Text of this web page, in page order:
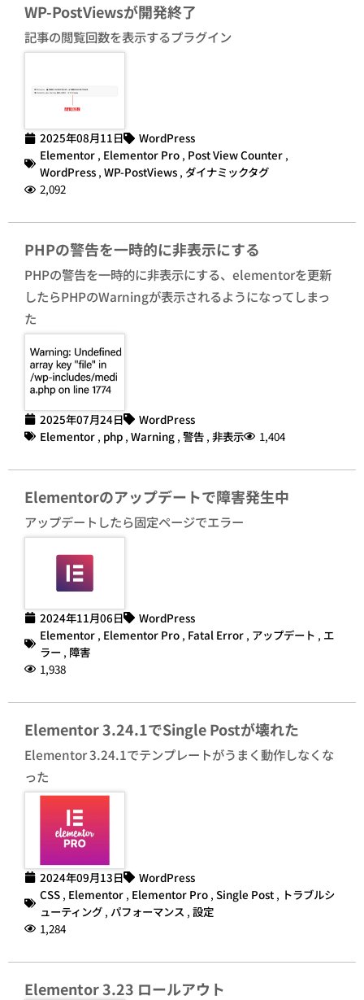
WP-PostViewsが開発終了
記事の閲覧回数を表示するプラグイン
2025年08月11日
WordPress
Elementor , Elementor Pro , Post View Counter ,
WordPress , WP-PostViews , ダイナミックタグ
2,092
PHPの警告を一時的に非表示にする
PHPの警告を一時的に非表示にする、elementorを更新
したらPHPのWarningが表示されるようになってしまっ
た
2025年07月24日
WordPress
Elementor , php , Warning , 警告 , 非表示 1,404
Elementorのアップデートで障害発生中
アップデートしたら固定ページでエラー
2024年11月06日
WordPress
Elementor , Elementor Pro , Fatal Error , アップデート , エ
ラー , 障害
1,938
Elementor 3.24.1でSingle Postが壊れた
Elementor 3.24.1でテンプレートがうまく動作しなくな
った
2024年09月13日
WordPress
CSS , Elementor , Elementor Pro , Single Post , トラブルシ
ューティング , パフォーマンス , 設定
1,284
Elementor 3.23 ロールアウト